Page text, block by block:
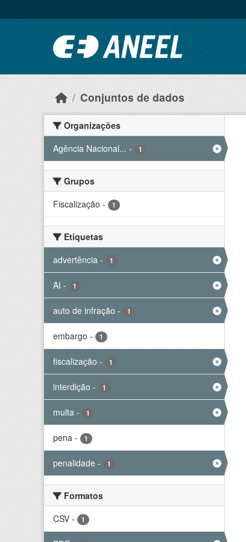
Conjuntos de dados
Organizações
Agência Nacional... - 1
Grupos
Fiscalização - 1
Etiquetas
advertência - 1
AI - 1
auto de infração - 1
embargo - 1
fiscalização - 1
interdição - 1
multa - 1
pena - 1
penalidade - 1
Formatos
CSV - 1